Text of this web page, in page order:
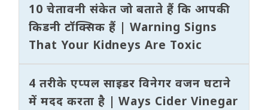
10 चेतावनी संकेत जो बताते हैं कि आपकी
किडनी टॉक्सिक हैं | Warning Signs
That Your Kidneys Are Toxic
4 तरीके एप्पल साइडर विनेगर वजन घटाने
में मदद करता है | Ways Cider Vinegar